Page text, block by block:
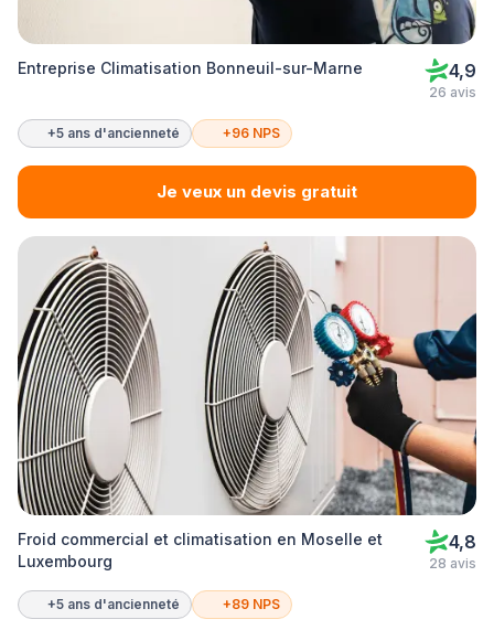
Entreprise Climatisation Bonneuil-sur-Marne 4,9
26 avis
+5 ans d'ancienneté +96 NPS
Je veux un devis gratuit
Froid commercial et climatisation en Moselle et
Luxembourg
4,8
28 avis
+5 ans d'ancienneté +89 NPS